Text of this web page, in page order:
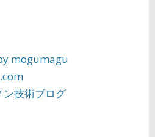
mogumagu
技術ブログ